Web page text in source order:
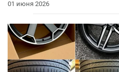
01 июня 2026